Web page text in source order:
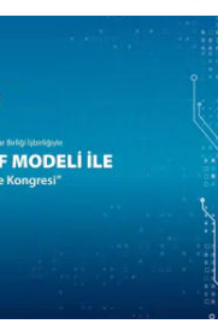
Bolu
Çanakkale
Çankırı